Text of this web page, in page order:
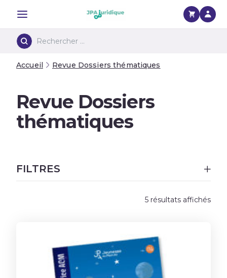
Accueil Revue Dossiers thématiques
Revue Dossiers
thématiques
FILTRES
5 résultats affichés